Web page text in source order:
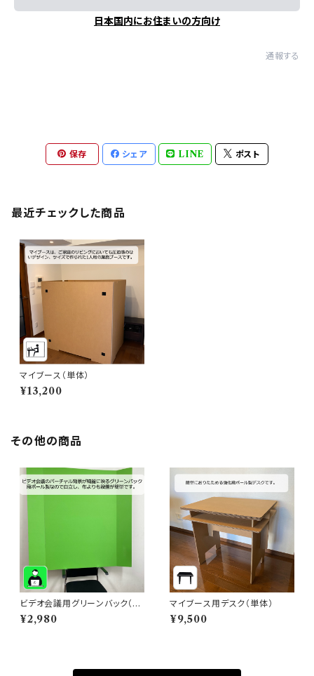
日本国内にお住まいの方向け
通報する
保存 シェア LINE ポスト
最近チェックした商品
マイブース（単体）
¥13,200
その他の商品
ビデオ会議用グリーンバック（2
枚入り）
¥2,980
マイブース用デスク（単体）
¥9,500